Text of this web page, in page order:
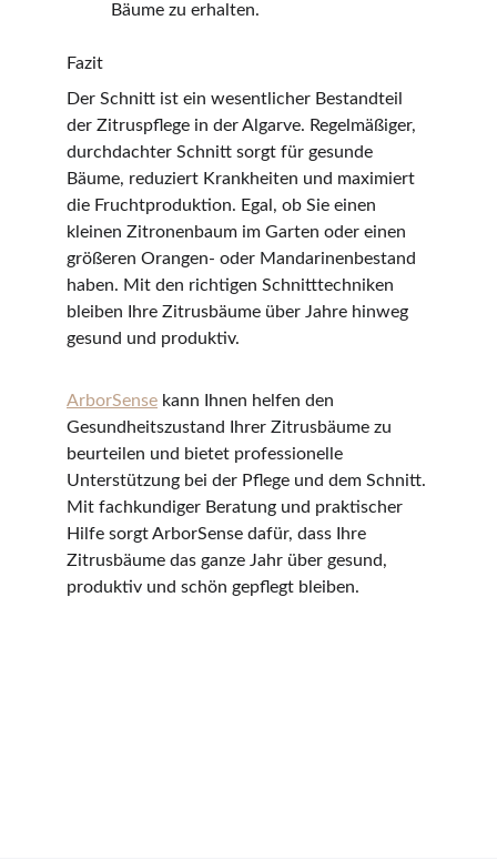
Bäume zu erhalten.
Fazit
Der Schnitt ist ein wesentlicher Bestandteil
der Zitruspflege in der Algarve. Regelmäßiger,
durchdachter Schnitt sorgt für gesunde
Bäume, reduziert Krankheiten und maximiert
die Fruchtproduktion. Egal, ob Sie einen
kleinen Zitronenbaum im Garten oder einen
größeren Orangen- oder Mandarinenbestand
haben. Mit den richtigen Schnitttechniken
bleiben Ihre Zitrusbäume über Jahre hinweg
gesund und produktiv.
ArborSense kann Ihnen helfen den
Gesundheitszustand Ihrer Zitrusbäume zu
beurteilen und bietet professionelle
Unterstützung bei der Pflege und dem Schnitt.
Mit fachkundiger Beratung und praktischer
Hilfe sorgt ArborSense dafür, dass Ihre
Zitrusbäume das ganze Jahr über gesund,
produktiv und schön gepflegt bleiben.